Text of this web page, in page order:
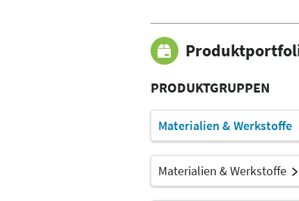
PRODUKTGRUPPEN
Materialien & Werkstoffe
Materialien & Werkstoffe